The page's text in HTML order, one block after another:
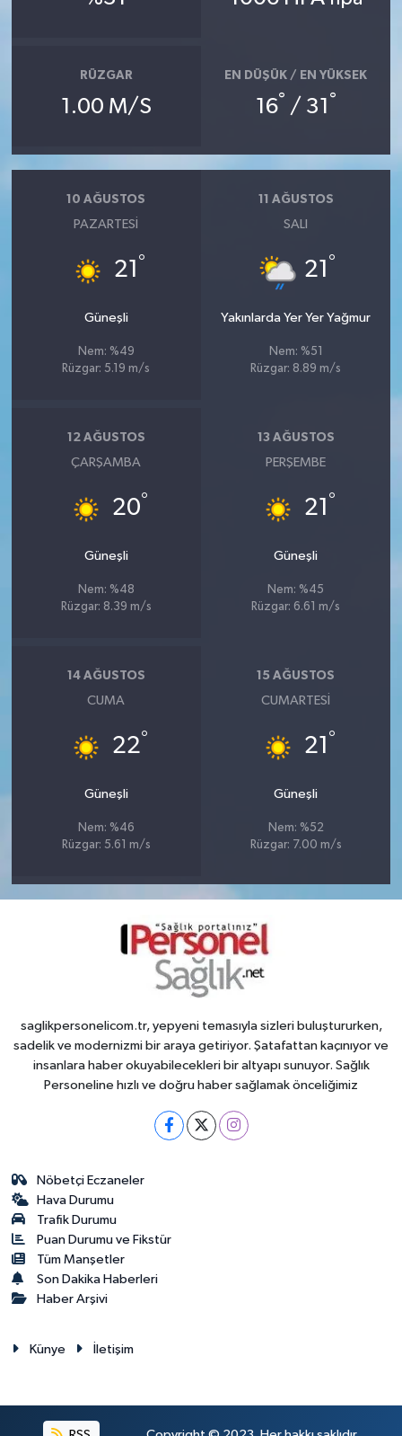
RÜZGAR
1.00 M/S
EN DÜŞÜK / EN YÜKSEK
16° / 31 °
10 AĞUSTOS
PAZARTESI
21 °
Güneşli
Nem: %49
Rüzgar: 5.19 m/s
11 AĞUSTOS
SALI
21 °
Yakınlarda Yer Yer Yağmur
Nem: %51
Rüzgar: 8.89 m/s
12 AĞUSTOS
ÇARŞAMBA
20°
Güneşli
Nem: %48
Rüzgar: 8.39 m/s
13 AĞUSTOS
PERŞEMBE
21 °
Güneşli
Nem: %45
Rüzgar: 6.61 m/s
14 AĞUSTOS
CUMA
22°
Güneşli
Nem: %46
Rüzgar: 5.61 m/s
15 AĞUSTOS
CUMARTESI
21 °
Güneşli
Nem: %52
Rüzgar: 7.00 m/s
saglikpersonelicom.tr, yepyeni temasıyla sizleri buluştururken,
sadelik ve modernizmi bir araya getiriyor. Şatafattan kaçınıyor ve
insanlara haber okuyabilecekleri bir altyapı sunuyor. Sağlık
Personeline hızlı ve doğru haber sağlamak önceliğimiz
Nöbetçi Eczaneler
Hava Durumu
Trafik Durumu
Puan Durumu ve Fikstür
Tüm Manşetler
Son Dakika Haberleri
Haber Arşivi
Künye İletişim